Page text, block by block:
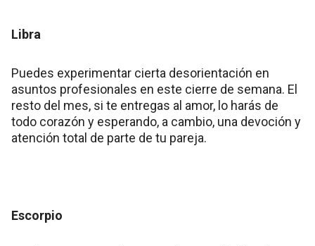
Libra
Puedes experimentar cierta desorientación en
asuntos profesionales en este cierre de semana. El
resto del mes, si te entregas al amor, lo harás de
todo corazón y esperando, a cambio, una devoción y
atención total de parte de tu pareja.
Escorpio